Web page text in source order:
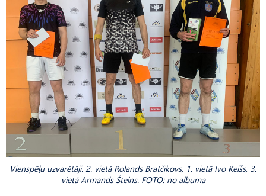
Vienspēļu uzvarētāji. 2. vietā Rolands Bratčikovs, ­­­1. vietā Ivo Keišs, 3.
vietā Armands Šteins. FOTO: no albuma